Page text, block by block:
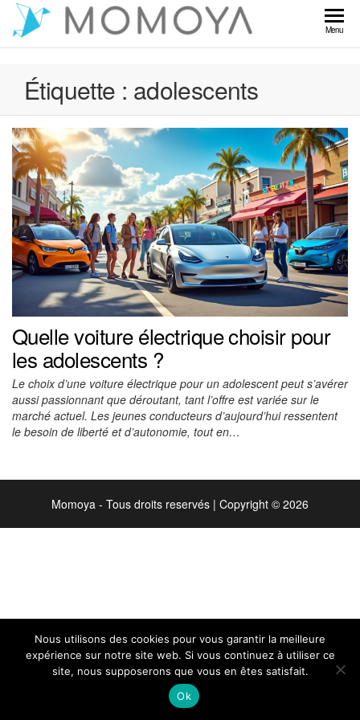
Skip
the
Momoya
Menu
Étiquette : adolescents
Quelle voiture électrique choisir pour
les adolescents ?
Le choix d’une voiture électrique pour un adolescent peut s’avérer
aussi passionnant que déroutant, tant l’offre est variée sur le
marché actuel. Les jeunes conducteurs d’aujourd’hui ressentent
le besoin de liberté et d’autonomie, tout en…
Momoya - Tous droits reservés | Copyright © 2026
Nous utilisons des cookies pour vous garantir la meilleure
expérience sur notre site web. Si vous continuez à utiliser ce
site, nous supposerons que vous en êtes satisfait.
Ok